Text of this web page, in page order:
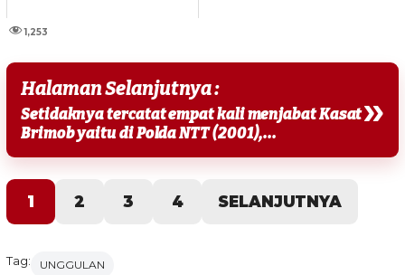
1,253
Halaman Selanjutnya :
Setidaknya tercatat empat kali menjabat Kasat
Brimob yaitu di Polda NTT (2001),...
»
1 2 3 4 SELANJUTNYA
Tag: UNGGULAN